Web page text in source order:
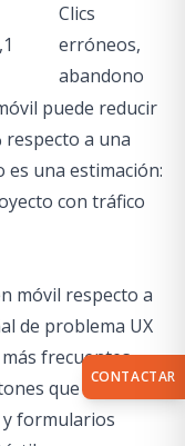
Clics
erróneos,
abandono
puede reducir
respecto a una
es una estimación:
con tráfico
móvil respecto a
de problema UX
frecuentes
que se
formularios
CONTACTAR